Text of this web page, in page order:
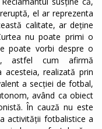
el ar reprezenta
calitate, ar deține
nu poate primi o
poate vorbi despre o
astfel cum afirmă
realizată prin
a secției de fotbal,
având ca obiect
În cauză nu este
activității fotbalistice a